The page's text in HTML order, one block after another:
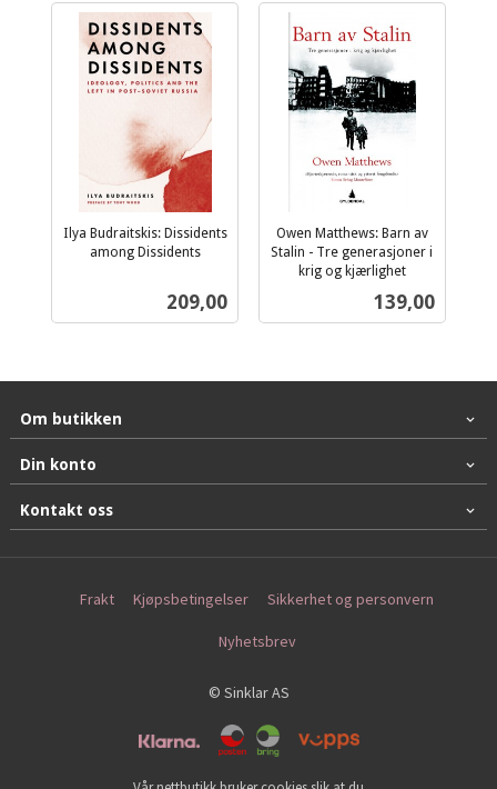
Ilya Budraitskis: Dissidents
among Dissidents
Pris
209,00
Owen Matthews: Barn av
Stalin - Tre generasjoner i
krig og kjærlighet
Pris
139,00
Om butikken
Din konto
Kontakt oss
Frakt Kjøpsbetingelser Sikkerhet og personvern
Nyhetsbrev
© Sinklar AS